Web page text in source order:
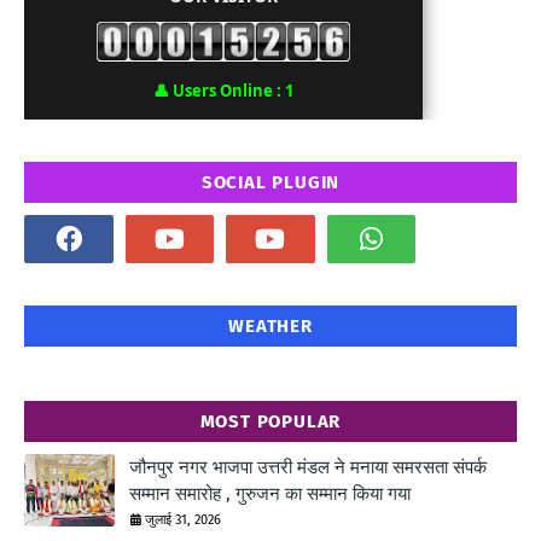
👤 Users Online : 1
SOCIAL PLUGIN
WEATHER
MOST POPULAR
जौनपुर नगर भाजपा उत्तरी मंडल ने मनाया समरसता संपर्क
सम्मान समारोह , गुरुजन का सम्मान किया गया
जुलाई 31, 2026